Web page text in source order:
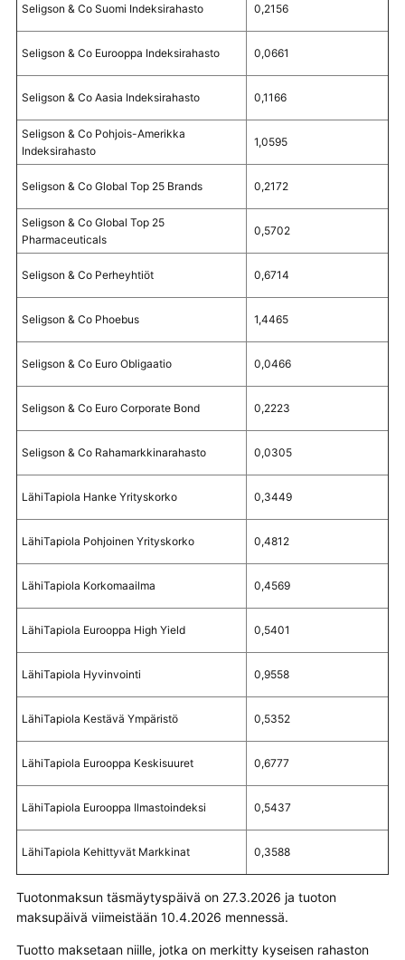
Seligson & Co Suomi Indeksirahasto 0,2156
Seligson & Co Eurooppa Indeksirahasto 0,0661
Seligson & Co Aasia Indeksirahasto 0,1166
Seligson & Co Pohjois-Amerikka
Indeksirahasto
1,0595
Seligson & Co Global Top 25 Brands 0,2172
Seligson & Co Global Top 25
Pharmaceuticals
0,5702
Seligson & Co Perheyhtiöt 0,6714
Seligson & Co Phoebus 1,4465
Seligson & Co Euro Obligaatio 0,0466
Seligson & Co Euro Corporate Bond 0,2223
Seligson & Co Rahamarkkinarahasto 0,0305
LähiTapiola Hanke Yrityskorko 0,3449
LähiTapiola Pohjoinen Yrityskorko 0,4812
LähiTapiola Korkomaailma 0,4569
LähiTapiola Eurooppa High Yield 0,5401
LähiTapiola Hyvinvointi 0,9558
LähiTapiola Kestävä Ympäristö 0,5352
LähiTapiola Eurooppa Keskisuuret 0,6777
LähiTapiola Eurooppa Ilmastoindeksi 0,5437
LähiTapiola Kehittyvät Markkinat 0,3588
Tuotonmaksun täsmäytyspäivä on 27.3.2026 ja tuoton
maksupäivä viimeistään 10.4.2026 mennessä.
Tuotto maksetaan niille, jotka on merkitty kyseisen rahaston